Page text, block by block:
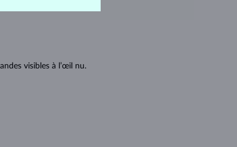
visibles à l’œil nu.